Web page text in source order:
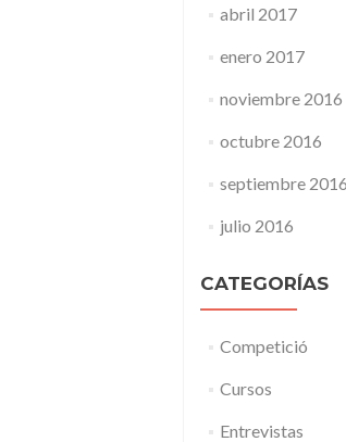
abril 2017
enero 2017
noviembre 2016
octubre 2016
septiembre 2016
julio 2016
CATEGORÍAS
Competició
Cursos
Entrevistas